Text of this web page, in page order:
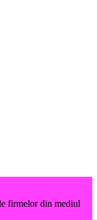
firmelor din mediul